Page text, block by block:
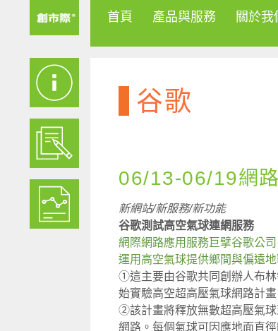
首頁 產品與服務 關於我
谷歌
06/13-06/19網
新網站/新服務/新功能
谷歌測試高空氣球連網服務
網際網路應用服務巨擘谷歌公
運用高空氣球提供鄉間與偏遠
①這主要由谷歌共同創辦人布
始實驗高空超高壓氣球網路計
②該計畫將釋放無數超高壓氣
網路。每個氣球可因應地面直